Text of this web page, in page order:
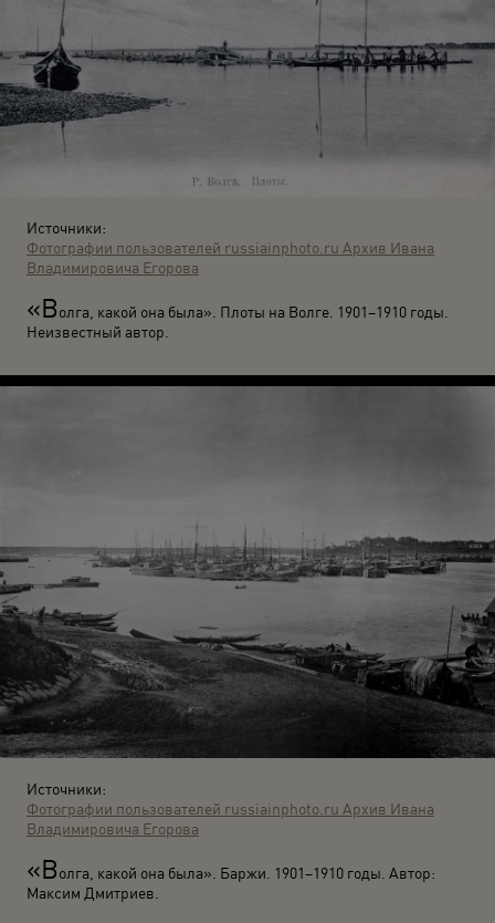
Источники:
Фотографии пользователей russiainphoto.ru Архив Ивана
Владимировича Егорова
«Волга, какой она была». Плоты на Волге. 1901–1910 годы.
Неизвестный автор.
Источники:
Фотографии пользователей russiainphoto.ru Архив Ивана
Владимировича Егорова
«Волга, какой она была». Баржи. 1901–1910 годы. Автор:
Максим Дмитриев.